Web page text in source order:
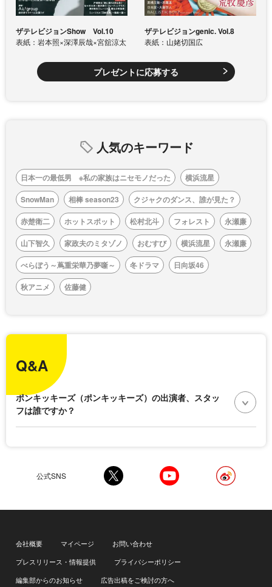
ザテレビジョンShow Vol.10
表紙：岩本照×深澤辰哉×宮舘涼太
ザテレビジョンgenic. Vol.8
表紙：山姥切国広
プレゼントに応募する
人気のキーワード
日本一の最低男 ※私の家族はニセモノだった
横浜流星
SnowMan
相棒 season23
クジャクのダンス、誰が見た？
赤楚衛二
ホットスポット 松村北斗 フォレスト
永瀬廉
山下智久
家政夫のミタゾノ おむすび 横浜流星
永瀬廉
べらぼう～蔦重栄華乃夢噺～
冬ドラマ
日向坂46
秋アニメ
佐藤健
Q&A
ポンキッキーズ（ポンキッキーズ）の出演者、スタッ
フは誰ですか？
公式SNS
会社概要 マイページ
お問い合わせ
プレスリリース・情報提供
プライバシーポリシー
編集部からのお知らせ
広告出稿をご検討の方へ